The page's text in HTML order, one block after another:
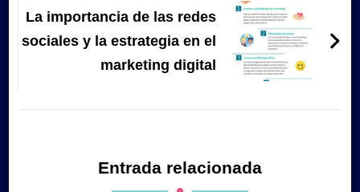
La importancia de las redes
sociales y la estrategia en el
marketing digital
Entrada relacionada